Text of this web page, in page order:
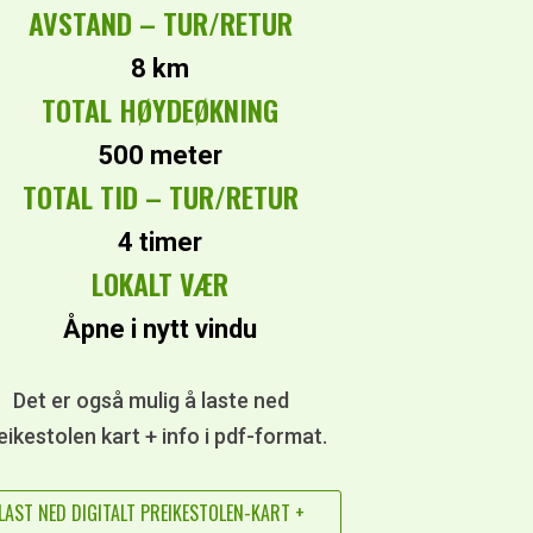
AVSTAND – TUR/RETUR
8 km
TOTAL HØYDEØKNING
500 meter
TOTAL TID – TUR/RETUR
4 timer
LOKALT VÆR
Åpne i nytt vindu
Det er også mulig å laste ned
kart + info i pdf-format.
NED DIGITALT PREIKESTOLEN-KART +